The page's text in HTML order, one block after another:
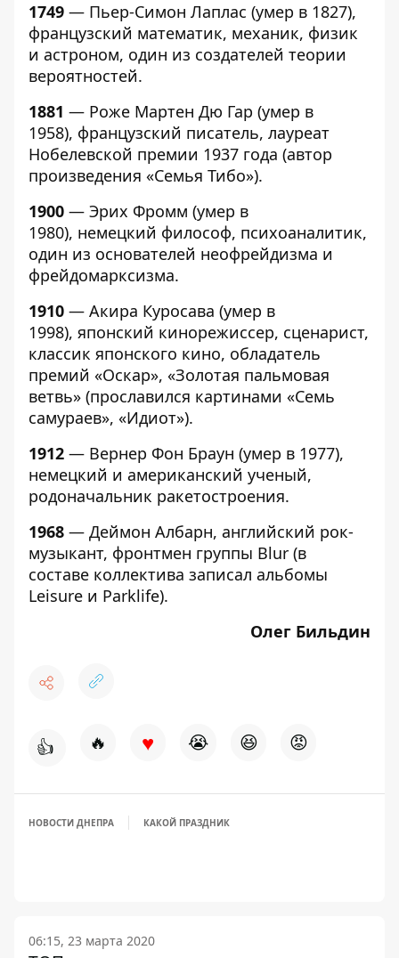
1749 — Пьер-Симон Лаплас (умер в 1827),
французский математик, механик, физик
и астроном, один из создателей теории
вероятностей.
1881 — Роже Мартен Дю Гар (умер в
1958), французский писатель, лауреат
Нобелевской премии 1937 года (автор
произведения «Семья Тибо»).
1900 — Эрих Фромм (умер в
1980), немецкий философ, психоаналитик,
один из основателей неофрейдизма и
фрейдомарксизма.
1910 — Акира Куросава (умер в
1998), японский кинорежиссер, сценарист,
классик японского кино, обладатель
премий «Оскар», «Золотая пальмовая
ветвь» (прославился картинами «Семь
самураев», «Идиот»).
1912 — Вернер Фон Браун (умер в 1977),
немецкий и американский ученый,
родоначальник ракетостроения.
1968 — Деймон Албарн, английский рок-
музыкант, фронтмен группы Blur (в
составе коллектива записал альбомы
Leisure и Parklife).
Олег Бильдин
👍 🔥 ♥ 😭 😆 😡
НОВОСТИ ДНЕПРА КАКОЙ ПРАЗДНИК
06:15, 23 марта 2020